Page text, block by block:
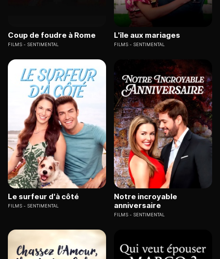
Coup de foudre à Rome
FILMS SENTIMENTAL
L'île aux mariages
FILMS SENTIMENTAL
Le surfeur d'à côté
FILMS SENTIMENTAL
Notre incroyable
anniversaire
FILMS SENTIMENTAL